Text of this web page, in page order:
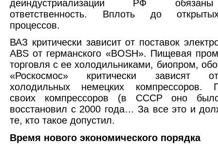
деиндустриализации РФ
ответственность. Вплоть до
процессов.
ВАЗ критически зависит от поставок
ABS от германского «BOSH». Пищевая
торговля с ее холодильниками, биопром,
«Роскосмос» критически зависят
холодильных немецких компрессоров.
своих компрессоров (в СССР оно
восстановил с 2000 года… За все это и
те, кто такое допустил.
Время нового экономического порядка